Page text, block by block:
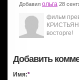
Добавил ольга 28
фильм
КРИСТЬЯН
восторге!
Добавить
Имя:*